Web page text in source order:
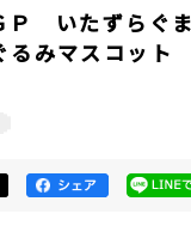
Ｐ いたずらぐ
みマスコット